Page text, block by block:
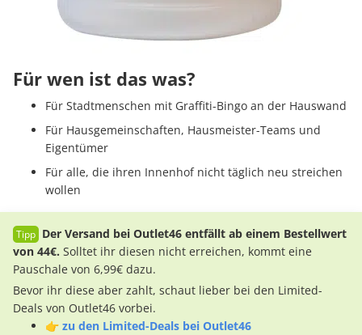
Für wen ist das was?
Für Stadtmenschen mit Graffiti-Bingo an der Hauswand
Für Hausgemeinschaften, Hausmeister-Teams und
Eigentümer
Für alle, die ihren Innenhof nicht täglich neu streichen
wollen
Der Versand bei Outlet46 entfällt ab einem Bestellwert
von 44€. Solltet ihr diesen nicht erreichen, kommt eine
Pauschale von 6,99€ dazu.
Bevor ihr diese aber zahlt, schaut lieber bei den Limited-
Deals von Outlet46 vorbei.
👉 zu den Limited-Deals bei Outlet46